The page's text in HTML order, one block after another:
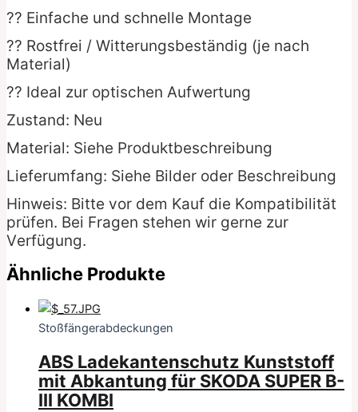
?? Einfache und schnelle Montage
?? Rostfrei / Witterungsbeständig (je nach
Material)
?? Ideal zur optischen Aufwertung
Zustand: Neu
Material: Siehe Produktbeschreibung
Lieferumfang: Siehe Bilder oder Beschreibung
Hinweis: Bitte vor dem Kauf die Kompatibilität
prüfen. Bei Fragen stehen wir gerne zur
Verfügung.
Ähnliche Produkte
Stoßfängerabdeckungen
ABS Ladekantenschutz Kunststoff
mit Abkantung für SKODA SUPER B-
III KOMBI